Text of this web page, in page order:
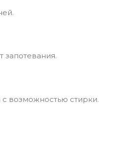
запотевания.
возможностью стирки.